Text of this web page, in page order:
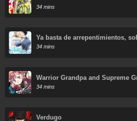
34 mins
Ya basta de arrepentimientos,
me mates
34 mins
Warrior Grandpa and Supreme
34 mins
Verdugo